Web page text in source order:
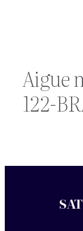
Aigue
122-